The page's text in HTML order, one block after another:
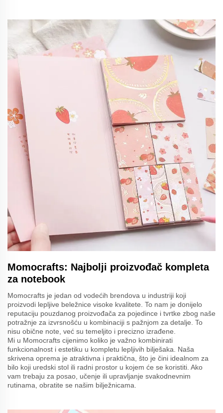
Momocrafts: Najbolji proizvođač kompleta
za notebook
Momocrafts je jedan od vodećih brendova u industriji koji
proizvodi lepljive beležnice visoke kvalitete. To nam je donijelo
reputaciju pouzdanog proizvođača za pojedince i tvrtke zbog naše
potražnje za izvrsnošću u kombinaciji s pažnjom za detalje. To
nisu obične note, već su temeljito i precizno izrađene.
Mi u Momocrafts cijenimo koliko je važno kombinirati
funkcionalnost i estetiku u kompletu lepljivih bilješaka. Naša
skrivena oprema je atraktivna i praktična, što je čini idealnom za
bilo koji uredski stol ili radni prostor u kojem će se koristiti. Ako
vam trebaju za posao, učenje ili upravljanje svakodnevnim
rutinama, obratite se našim bilježnicama.